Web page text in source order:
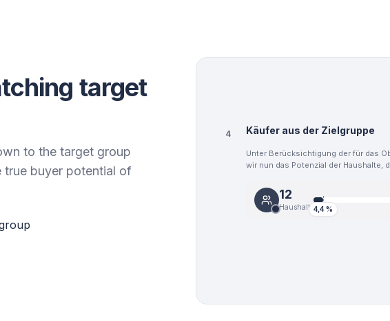
target
to the target group
buyer potential of
4 Käufer aus der Zielgruppe
Unter Berücksichtigung der für das
wir nun das Potenzial der Haushalte,
12
Haushalte 4,4 %